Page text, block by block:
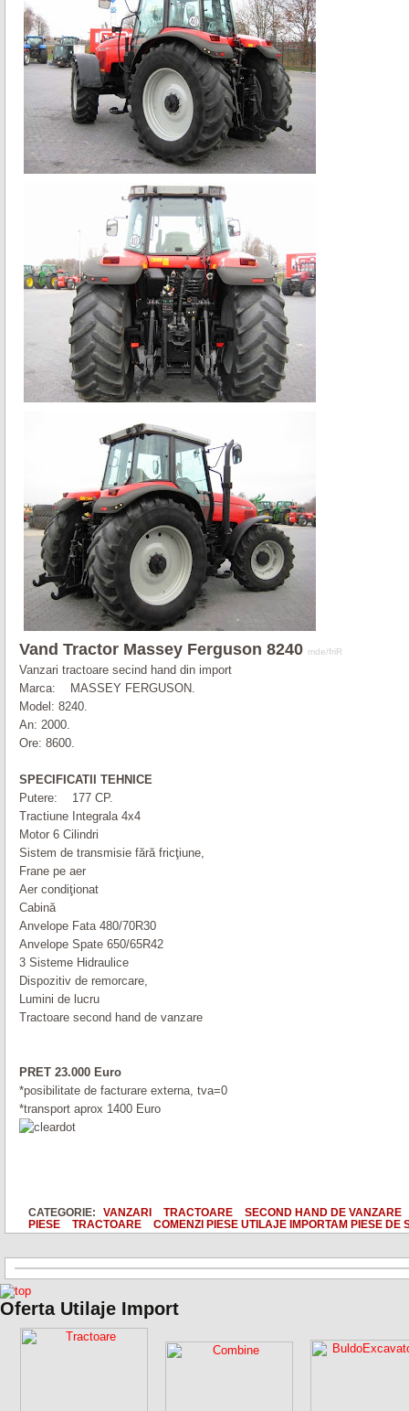
Vand Tractor Massey Ferguson 8240 mde/friR
Vanzari tractoare secind hand din import
Marca: MASSEY FERGUSON
Model: 8240
An: 2000.
Ore: 8600.
SPECIFICATII TEHNICE
Putere: 177 CP.
Tractiune Integrala 4x4
Motor 6 Cilindri
Sistem de transmisie fără fricţiune,
Frane pe aer
Aer condiţionat
Cabină
Anvelope Fata 480/70R30
Anvelope Spate 650/65R42
3 Sisteme Hidraulice
Dispozitiv de remorcare,
Lumini de lucru
Tractoare second hand de vanzare
PRET 23.000 Euro
*posibilitate de facturare externa, tva=0
*transport aprox 1400 Euro
CATEGORIE: VANZARI TRACTOARE
SECOND HAND DE VANZARE
PIESE
TRACTOARE COMENZI PIESE UTILAJE IMPORTAM PIESE DE
Oferta Utilaje Import